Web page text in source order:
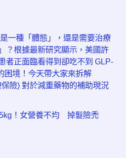
一種「體態」，還是需要治療
？根據最新研究顯示，美國許
者正面臨看得到卻吃不到 GLP-
困境！今天帶大家來拆解
險) 對於減重藥物的補助現況
！女營養不均 掉髮險禿